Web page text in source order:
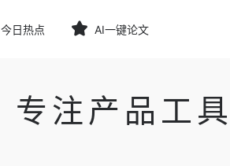
今日热点 AI一键论文
专注产品工